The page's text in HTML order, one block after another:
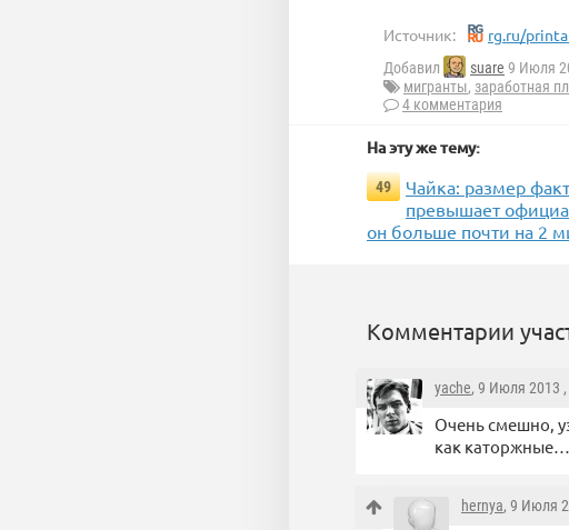
Источник: rg.ru/
Добавил suare 9 Июля
мигранты, заработная
4 комментария
На эту же тему:
49
Чайка: размер
превышает
он больше почти на 2
Комментарии
yache, 9 Июля 2013 ,
Очень смешно,
как каторжные…
hernya, 9 Июля